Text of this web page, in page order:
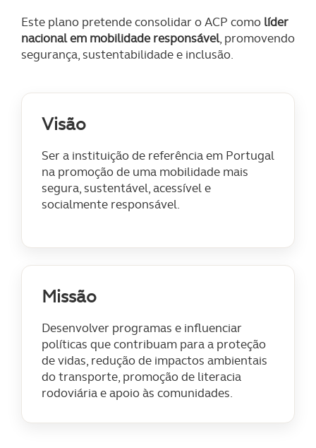
Este plano pretende consolidar o ACP como líder
nacional em mobilidade responsável, promovendo
segurança, sustentabilidade e inclusão.
Visão
Ser a instituição de referência em Portugal
na promoção de uma mobilidade mais
segura, sustentável, acessível e
socialmente responsável.
Missão
Desenvolver programas e influenciar
políticas que contribuam para a proteção
de vidas, redução de impactos ambientais
do transporte, promoção de literacia
rodoviária e apoio às comunidades.